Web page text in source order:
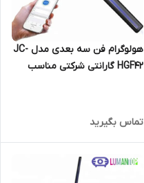
هولوگرام فن سه بعدی مدل JC-
HGF42 گارانتی شرکتی مناسب
تماس بگیرید